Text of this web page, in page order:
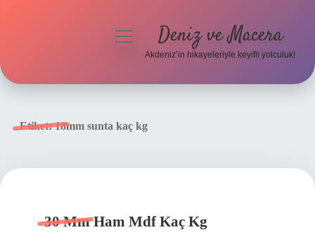
menüyü Deniz ve Macera
Akdeniz’in hikayeleriyle keyifli yolculuk!
Etiket:18mm sunta kaç kg
30 Mm Ham Mdf Kaç Kg